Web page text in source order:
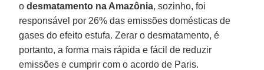
odesmatamento na Amazônia, sozinho, foi
responsável por 26% das emissões domésticas de
gases do efeito estufa. Zerar o desmatamento, é
portanto, a forma mais rápida e fácil de reduzir
emissões e cumprir com o acordo de Paris.